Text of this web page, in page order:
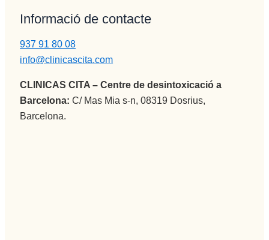
Informació de contacte
937 91 80 08
info@clinicascita.com
CLINICAS CITA – Centre de desintoxicació a
Barcelona:C/ Mas Mia s-n, 08319 Dosrius,
Barcelona.